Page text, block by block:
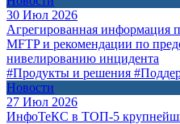
30 Июл 2026
Агрегированная информация
MFTP и рекомендации по
нивелированию инцидента
#Продукты и решения
Новости
27 Июл 2026
ИнфоТеКС в ТОП-5